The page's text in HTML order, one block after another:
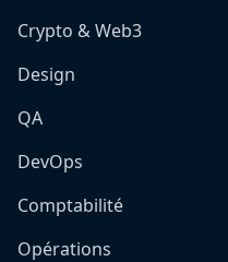
Crypto & Web3
Design
QA
DevOps
Comptabilité
Opérations